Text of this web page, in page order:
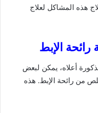
هذه المشاكل لعلاج
رائحة الإبط
أعلاه، يمكن لبعض
من رائحة الإبط. هذه